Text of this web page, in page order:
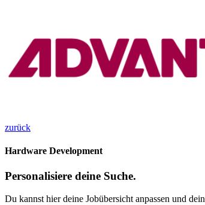
zurück
Hardware Development
Personalisiere deine Suche.
Du kannst hier deine Jobübersicht anpassen und